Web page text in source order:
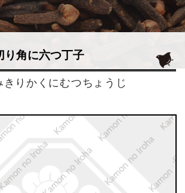
り角に六つ丁子
きりかくにむつちょうじ